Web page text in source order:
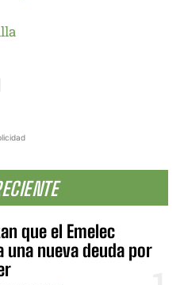
que el Emelec
una nueva deuda por